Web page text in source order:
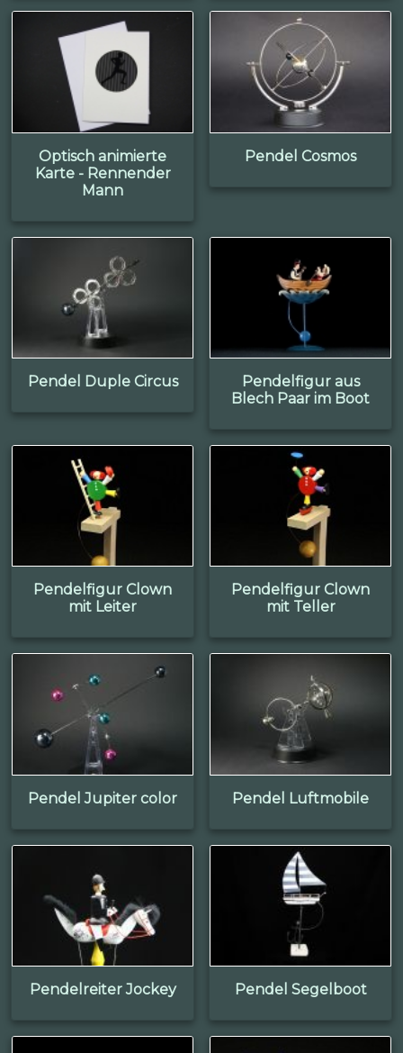
Optisch animierte
Karte - Rennender
Mann
Pendel Cosmos
Pendel Duple Circus
Pendelfigur aus
Blech Paar im Boot
Pendelfigur Clown
mit Leiter
Pendelfigur Clown
mit Teller
Pendel Jupiter color Pendel Luftmobile
Pendelreiter Jockey Pendel Segelboot